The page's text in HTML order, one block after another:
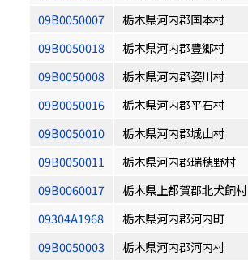
09B0050007
栃木県河内郡国本村
09B0050018
栃木県河内郡豊郷村
09B0050008
栃木県河内郡姿川村
09B0050016
栃木県河内郡平石村
09B0050010
栃木県河内郡城山村
09B0050011
栃木県河内郡瑞穂野村
09B0060017
栃木県上都賀郡北犬飼村
09304A1968
栃木県河内郡河内町
09B0050003
栃木県河内郡河内村